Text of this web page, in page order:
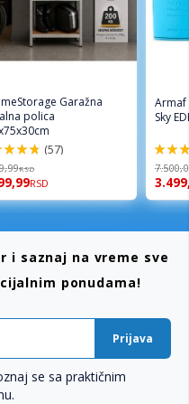
Garažna
polica
(57)
RSD
RSD
Armaf
Sky
94%
i saznaj na vreme sve
ponudama!
Prijava
se sa praktičnim